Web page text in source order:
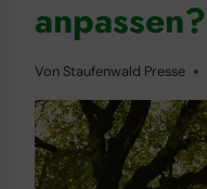
anpassen?
Von Staufenwald Presse